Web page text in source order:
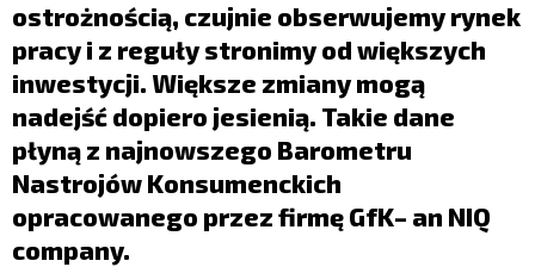
ostrożnością, czujnie obserwujemy rynek
pracy i z reguły stronimy od większych
inwestycji. Większe zmiany mogą
nadejść dopiero jesienią. Takie dane
płyną z najnowszego Barometru
Nastrojów Konsumenckich
opracowanego przez firmę GfK– an NIQ
company.